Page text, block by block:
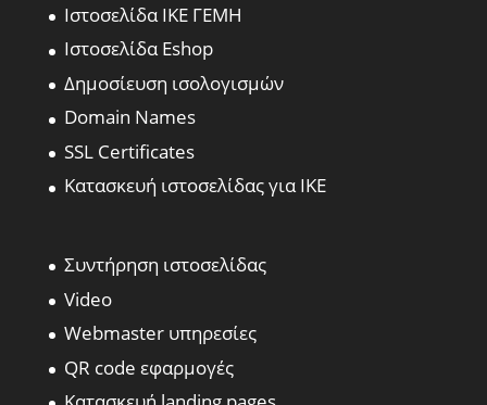
Ιστοσελίδα ΙΚΕ ΓΕΜΗ
Ιστοσελίδα Eshop
Δημοσίευση ισολογισμών
Domain Names
SSL Certificates
Κατασκευή ιστοσελίδας για ΙΚΕ
Συντήρηση ιστοσελίδας
Video
Webmaster υπηρεσίες
QR code εφαρμογές